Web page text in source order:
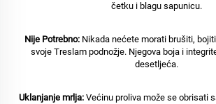
četku i blagu sapunicu.
Nije Potrebno: Nikada nećete morati brušiti,
svoje Treslam podnožje. Njegova boja i
desetljeća.
Uklanjanje mrlja: Većinu proliva može se obrisati